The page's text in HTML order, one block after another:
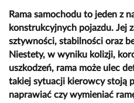
Rama samochodu to jeden z
konstrukcyjnych pojazdu. Jej
sztywności, stabilności oraz
Niestety, w wyniku kolizji,
uszkodzeń, rama może ulec
takiej sytuacji kierowcy stoją
naprawiać czy wymieniać